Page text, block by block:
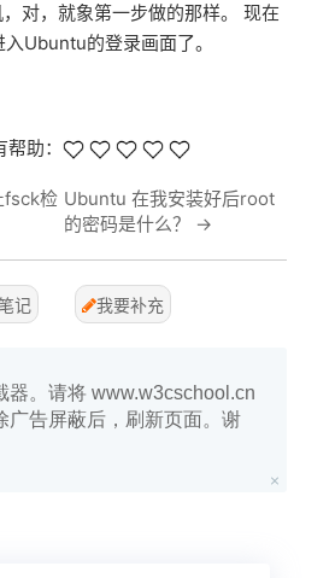
，就象第一步做的那样。 现在
Ubuntu的登录画面了。
助：
fsck检 Ubuntu 在我安装好后root
的密码是什么？
→
记 我要补充
器。请将 www.w3cschool.cn
广告屏蔽后，刷新页面。谢